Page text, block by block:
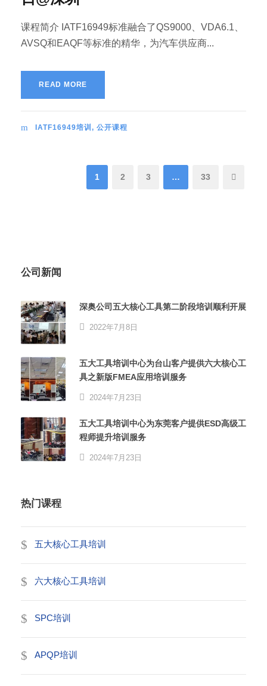
课程简介 IATF16949标准融合了QS9000、VDA6.1、
AVSQ和EAQF等标准的精华，为汽车供应商...
READ MORE
IATF16949培训 , 公开课程
1 2 3 … 33
公司新闻
深奥公司五大核心工具第二阶段培训顺利开展
2022年7月8日
五大工具培训中心为台山客户提供六大核心工
具之新版FMEA应用培训服务
2024年7月23日
五大工具培训中心为东莞客户提供ESD高级工
程师提升培训服务
2024年7月23日
热门课程
五大核心工具培训
六大核心工具培训
SPC培训
APQP培训